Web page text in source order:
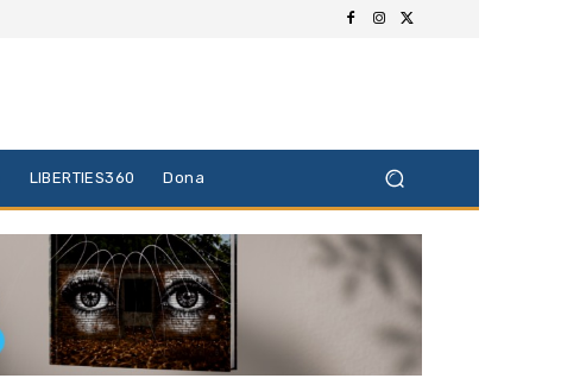
LIBERTIES360 Dona